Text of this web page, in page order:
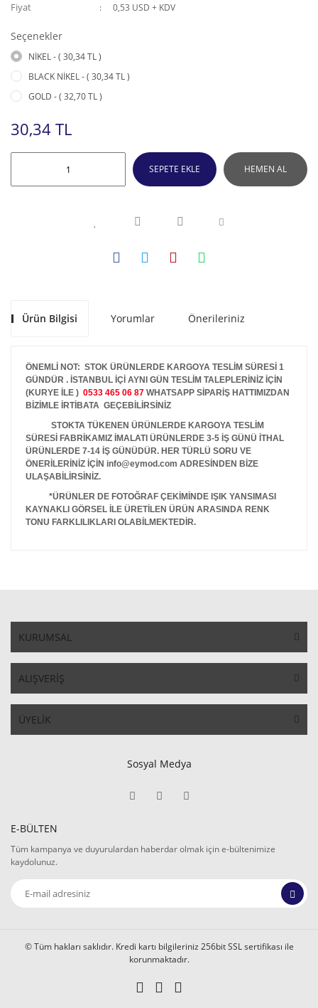
Fiyat 0,53 USD + KDV
Seçenekler
NİKEL - ( 30,34 TL )
BLACK NİKEL - ( 30,34 TL )
GOLD - ( 32,70 TL )
30,34 TL
SEPETE EKLE HEMEN AL
Ürün Bilgisi Yorumlar Önerileriniz
ÖNEMLİ NOT: STOK ÜRÜNLERDE KARGOYA TESLİM SÜRESİ 1
GÜNDÜR . İSTANBUL İÇİ AYNI GÜN TESLİM TALEPLERİNİZ İÇİN
(KURYE İLE ) 0533 465 06 87 WHATSAPP SİPARİŞ HATTIMIZDAN
BİZİMLE İRTİBATA GEÇEBİLİRSİNİZ
STOKTA TÜKENEN ÜRÜNLERDE KARGOYA TESLİM
SÜRESİ FABRİKAMIZ İMALATI ÜRÜNLERDE 3-5 İŞ GÜNÜ İTHAL
ÜRÜNLERDE 7-14 İŞ GÜNÜDÜR. HER TÜRLÜ SORU VE
ÖNERİLERİNİZ İÇİN info@eymod.com ADRESİNDEN BİZE
ULAŞABİLİRSİNİZ.
*ÜRÜNLER DE FOTOĞRAF ÇEKİMİNDE IŞIK YANSIMASI
KAYNAKLI GÖRSEL İLE ÜRETİLEN ÜRÜN ARASINDA RENK
TONU FARKLILIKLARI OLABİLMEKTEDİR.
KURUMSAL
ALIŞVERİŞ
ÜYELİK
Sosyal Medya
E-BÜLTEN
Tüm kampanya ve duyurulardan haberdar olmak için e-bültenimize
kaydolunuz.
© Tüm hakları saklıdır. Kredi kartı bilgileriniz 256bit SSL sertifikası ile
korunmaktadır.